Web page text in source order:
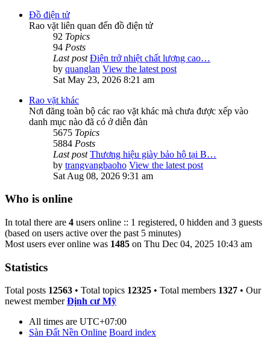
Đồ điện tử
Rao vặt liên quan đến đồ điện tử
92 Topics
94 Posts
Last post Điện trở nhiệt chất lượng cao…
by quanglan View the latest post
Sat May 23, 2026 8:21 am
Rao vặt khác
Nơi đăng toàn bộ các rao vặt khác mà chưa được xếp vào
danh mục nào đã có ở diễn đàn
5675 Topics
5884 Posts
Last post Thương hiệu giày bảo hộ tại B…
by trangvangbaoho View the latest post
Sat Aug 08, 2026 9:31 am
Who is online
In total there are 4 users online :: 1 registered, 0 hidden and 3 guests
(based on users active over the past 5 minutes)
Most users ever online was 1485 on Thu Dec 04, 2025 10:43 am
Statistics
Total posts 12563 • Total topics 12325 • Total members 1327 • Our
newest memberĐịnh cư Mỹ
All times are UTC+07:00
Sàn Đất Nền Online Board index